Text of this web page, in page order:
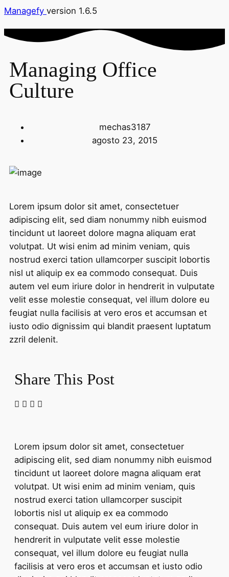
Managefy version 1.6.5
Managing Office
Culture
mechas3187
agosto 23, 2015
Lorem ipsum dolor sit amet, consectetuer
adipiscing elit, sed diam nonummy nibh euismod
tincidunt ut laoreet dolore magna aliquam erat
volutpat. Ut wisi enim ad minim veniam, quis
nostrud exerci tation ullamcorper suscipit lobortis
nisl ut aliquip ex ea commodo consequat. Duis
autem vel eum iriure dolor in hendrerit in vulputate
velit esse molestie consequat, vel illum dolore eu
feugiat nulla facilisis at vero eros et accumsan et
iusto odio dignissim qui blandit praesent luptatum
zzril delenit.
Share This Post
Lorem ipsum dolor sit amet, consectetuer
adipiscing elit, sed diam nonummy nibh euismod
tincidunt ut laoreet dolore magna aliquam erat
volutpat. Ut wisi enim ad minim veniam, quis
nostrud exerci tation ullamcorper suscipit
lobortis nisl ut aliquip ex ea commodo
consequat. Duis autem vel eum iriure dolor in
hendrerit in vulputate velit esse molestie
consequat, vel illum dolore eu feugiat nulla
facilisis at vero eros et accumsan et iusto odio